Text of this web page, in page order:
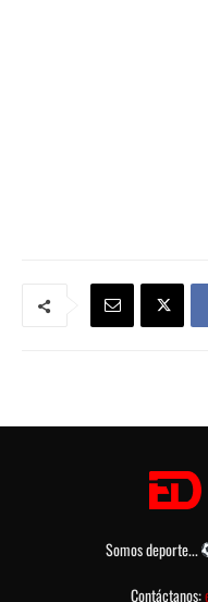
Somos deporte...
Contáctanos: